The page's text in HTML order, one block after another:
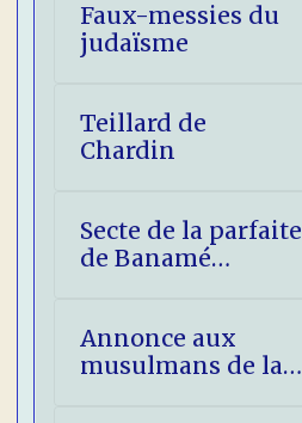
Faux-messies du
judaïsme
Teillard de
Chardin
Secte de la parfaite
de Banamé
réponse
Annonce aux
musulmans de la